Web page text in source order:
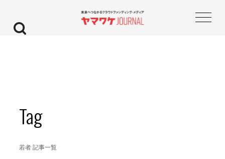
Tag
若者 記事一覧